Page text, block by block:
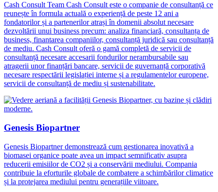
Cash Consult Team Cash Consult este o companie de consultanță ce
reunește în formula actuală o experiență de peste 12 ani a
fondatorilor și a partenerilor atrași în domenii absolut necesare
dezvoltării unui business precum: analiza financiară, consultanța de
business, finantarea companiilor, consultanță juridică sau consultanță
de mediu. Cash Consult oferă o gamă completă de servicii de
consultanță necesare accesarii fondurilor nerambursabile sau
atragerii unor finanțări bancare, servicii de guvernanță corporativă
necesare respectării legislației interne și a regulamentelor europene,
servicii de consultanță de mediu și sustenabilitate.
Genesis Biopartner
Genesis Biopartner demonstrează cum gestionarea inovativă a
biomasei organice poate avea un impact semnificativ asupra
reducerii emisiilor de CO2 și a conservării mediului. Compania
contribuie la eforturile globale de combatere a schimbărilor climatice
și la protejarea mediului pentru generațiile viitoare.